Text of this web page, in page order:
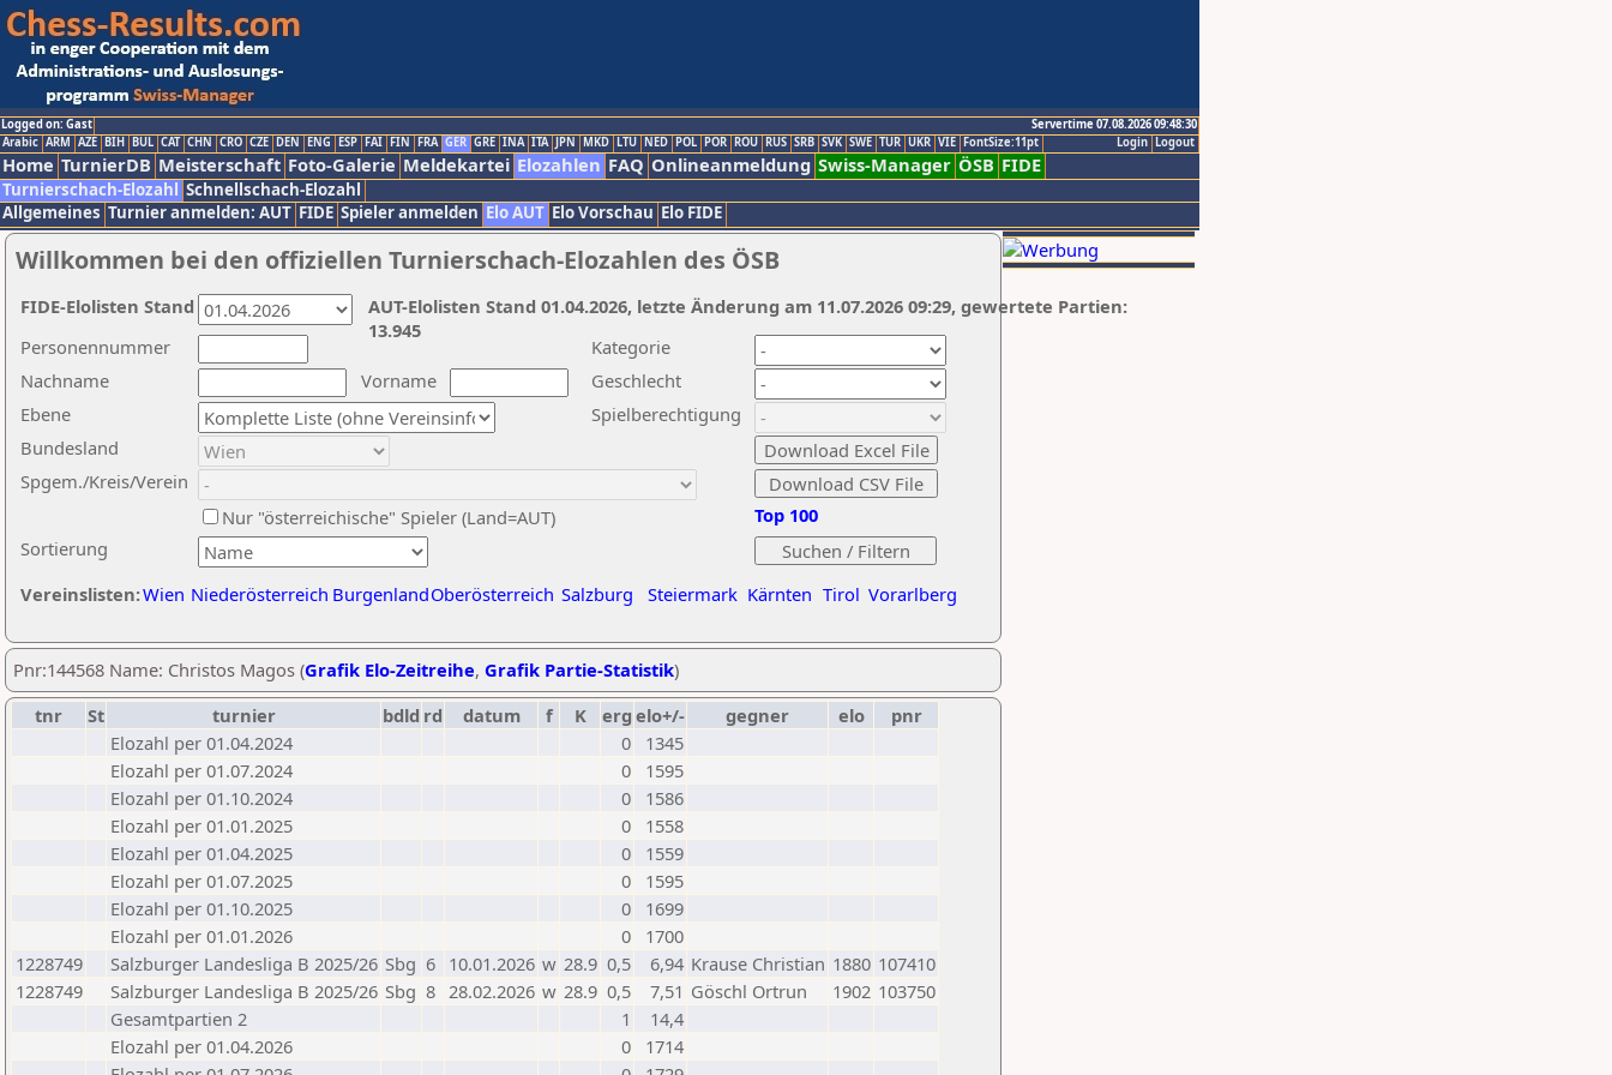
Logged on: Gast
Servertime 07.08.2026 09:48:30
Logout
Login
Arabic ARM AZE BIH BUL CAT CHN CRO CZE DEN ENG ESP FAI FIN FRA GER GRE INA ITA JPN MKD LTU NED POL POR ROU RUS SRB SVK SWE TUR UKR VIE FontSize:11pt
Home TurnierDB Meisterschaft Foto-Galerie Meldekartei Elozahlen FAQ Onlineanmeldung Swiss-Manager ÖSB FIDE
Turnierschach-Elozahl Schnellschach-Elozahl
Allgemeines Turnier anmelden: AUT FIDE Spieler anmelden Elo AUT Elo Vorschau Elo FIDE
Willkommen bei den offiziellen Turnierschach-Elozahlen des ÖSB
Nachname
Vorname
Ebene
Kategorie
Sortierung
Personennummer
Bundesland
Spgem./Kreis/Verein
Geschlecht
Nur "österreichische" Spieler (Land=AUT)
Spielberechtigung
Vereinslisten:Wien Niederösterreich BurgenlandOberösterreich Salzburg Steiermark Kärnten Tirol Vorarlberg
Top 100
AUT-Elolisten Stand 01.04.2026, letzte Änderung am 11.07.2026 09:29, gewertete Partien:
13.945
FIDE-Elolisten Stand
Pnr:144568 Name: Christos Magos (Grafik Elo-Zeitreihe, Grafik Partie-Statistik)
tnr
St turnier bdld rd datum f K erg elo+/- gegner elo
pnr
Elozahl per 01.04.2024
0
1345
Elozahl per 01.07.2024
0
1595
Elozahl per 01.10.2024
0
1586
Elozahl per 01.01.2025
0
1558
Elozahl per 01.04.2025
0
1559
Elozahl per 01.07.2025
0
1595
Elozahl per 01.10.2025
0
1699
Elozahl per 01.01.2026
0
1700
1228749
Salzburger Landesliga B 2025/26 Sbg 6 10.01.2026 w 28.9 0,5 6,94 Krause Christian 1880 107410
1228749
Salzburger Landesliga B 2025/26 Sbg 8 28.02.2026 w 28.9 0,5 7,51 Göschl Ortrun 1902 103750
Gesamtpartien 2
1
14,4
Elozahl per 01.04.2026
0
1714